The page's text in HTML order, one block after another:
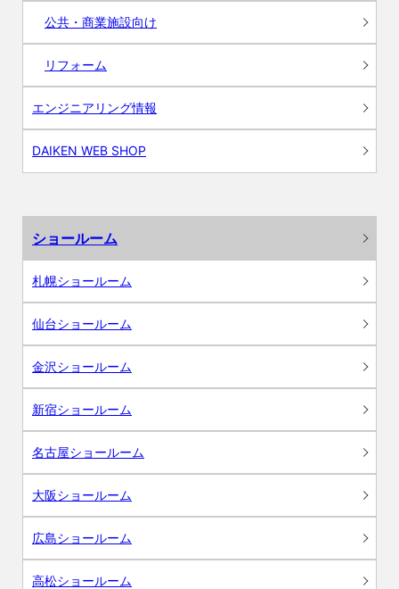
公共・商業施設向け
リフォーム
エンジニアリング情報
DAIKEN WEB SHOP
ショールーム
札幌ショールーム
仙台ショールーム
金沢ショールーム
新宿ショールーム
名古屋ショールーム
大阪ショールーム
広島ショールーム
高松ショールーム